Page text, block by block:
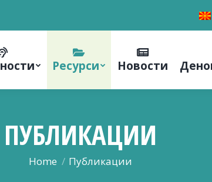
Ресурси Новости
ПУБЛИКАЦИИ
You are here:
Home Публикации